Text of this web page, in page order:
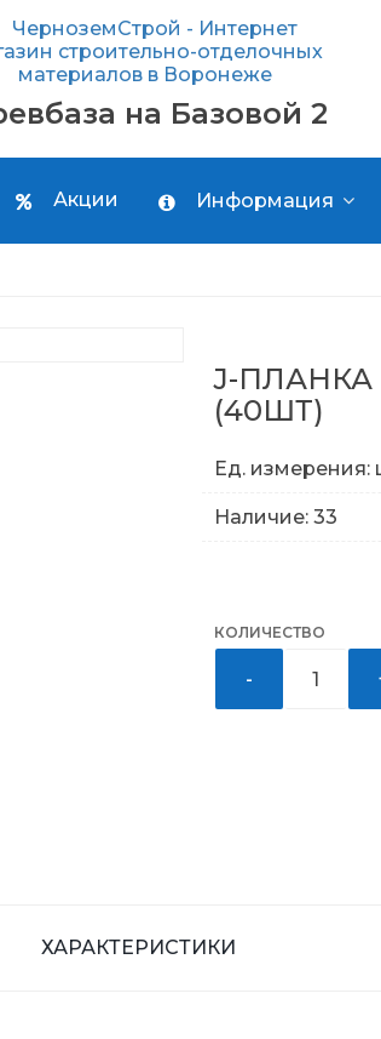
на Базовой 2
Акции Информация
J-ПЛАНКА
(40ШТ)
Ед. измерения:
Наличие: 33
КОЛИЧЕСТВО
-
ХАРАКТЕРИСТИКИ